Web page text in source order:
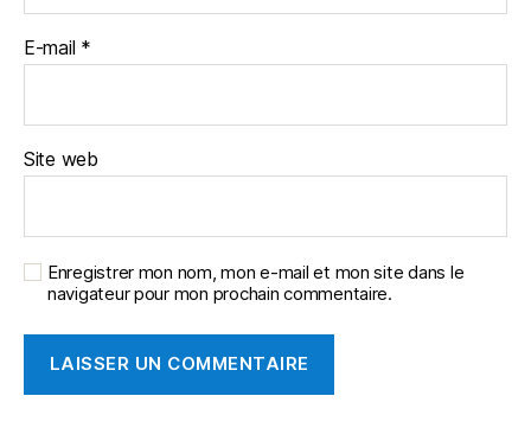
E-mail *
Site web
Enregistrer mon nom, mon e-mail et mon site dans le
navigateur pour mon prochain commentaire.